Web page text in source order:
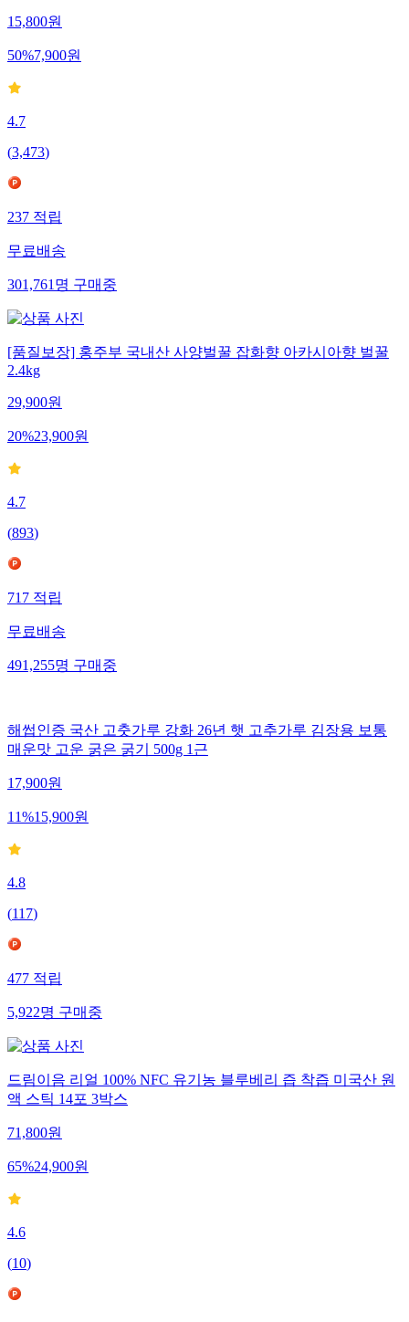
15,800원
50%7,900원
4.7
(3,473)
237적립
무료배송
301,761명구매중
[품질보장] 홍주부 국내산 사양벌꿀 잡화향 아카시아향 벌꿀
2.4kg
29,900원
20%23,900원
4.7
(893)
717적립
무료배송
491,255명구매중
해썹인증 국산 고춧가루 강화 26년 햇 고추가루 김장용 보통
매운맛 고운 굵은 굵기 500g 1근
17,900원
11%15,900원
4.8
(117)
477적립
5,922명구매중
드림이음 리얼 100% NFC 유기농 블루베리 즙 착즙 미국산 원
액 스틱 14포 3박스
71,800원
65%24,900원
4.6
(10)